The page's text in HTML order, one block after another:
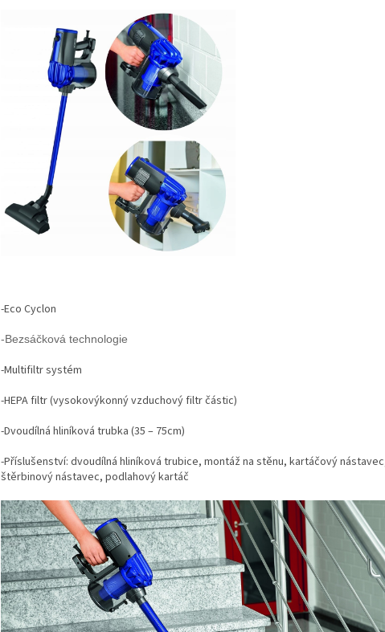
-Eco Cyclon
-Bezsáčková technologie
-Multifiltr systém
-HEPA filtr (vysokovýkonný vzduchový filtr částic)
-Dvoudílná hliníková trubka (35 – 75cm)
-Příslušenství: dvoudílná hliníková trubice, montáž na stěnu, kartáčový
štěrbinový nástavec, podlahový kartáč